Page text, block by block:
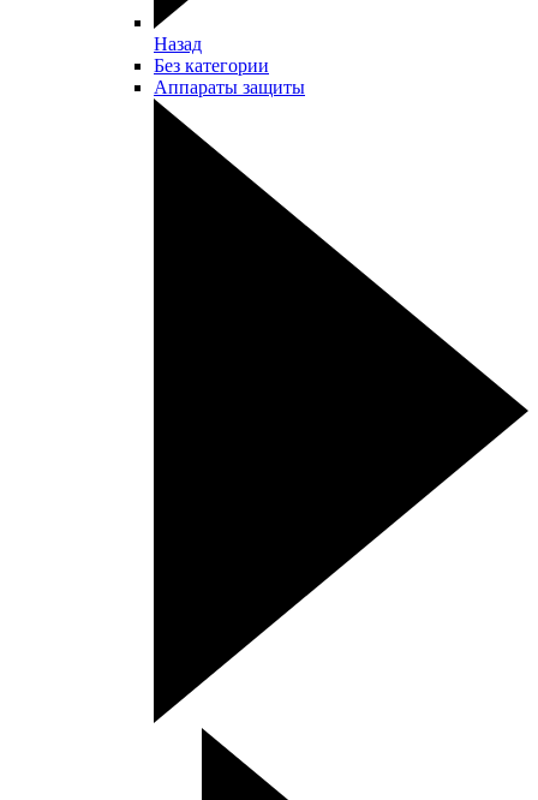
Назад
Без категории
Аппараты защиты